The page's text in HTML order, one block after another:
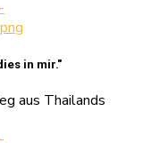
in mir."
aus Thailands